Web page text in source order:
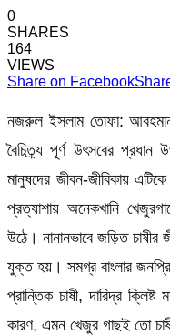
0
SHARES
164
VIEWS
Share on Facebook
নজরুল ইসলাম তোফা: আবহমান
বৈচিত্র্য পূর্ণ উৎসবের প্রধান
মানুষদের জীবন-জীবিকায়
প্রত্যাশায় অনেকখানি
উঠে। নানানভাবে জড়িত চাষীর
যুক্ত হয়। সমগ্র বাংলার
প্রান্তিক চাষী, দারিদ্র
কারণ, এমন খেজুর গাছই তো